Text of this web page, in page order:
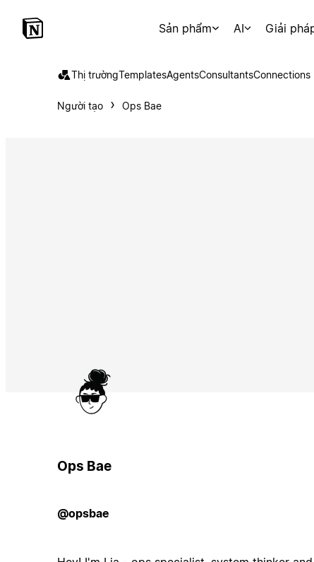
Sản phẩm AI Giải
Thị trườngTemplatesAgentsConsultantsConnections
Người tạo Ops Bae
Ops Bae
@opsbae